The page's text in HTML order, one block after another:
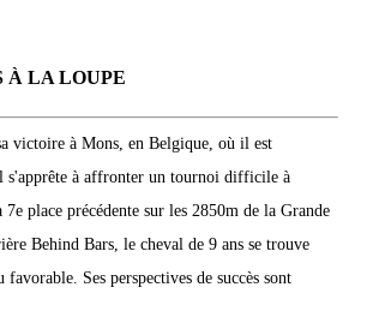
À LA LOUPE
victoire à Mons, en Belgique, où il est
s'apprête à affronter un tournoi difficile à
7e place précédente sur les 2850m de la Grande
Behind Bars, le cheval de 9 ans se trouve
favorable. Ses perspectives de succès sont